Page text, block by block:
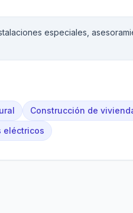
especiales,
Construcción de
eléctricos